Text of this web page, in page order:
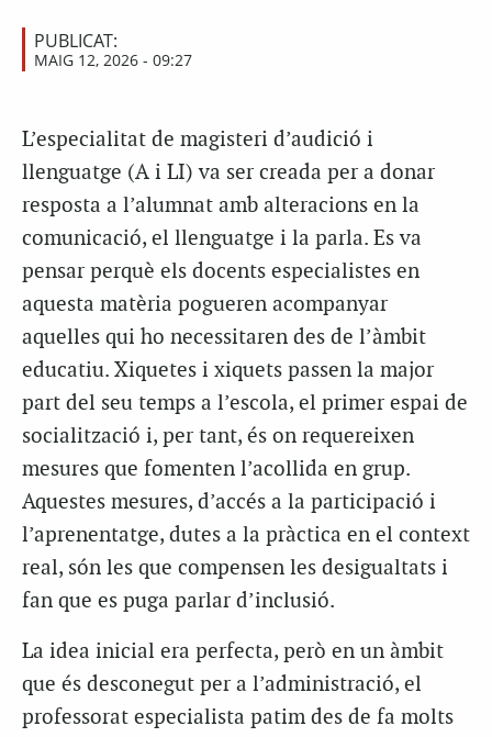
PUBLICAT:
MAIG 12, 2026 - 09:27
L’especialitat de magisteri d’audició i
llenguatge (A i LI) va ser creada per a donar
resposta a l’alumnat amb alteracions en la
comunicació, el llenguatge i la parla. Es va
pensar perquè els docents especialistes en
aquesta matèria pogueren acompanyar
aquelles qui ho necessitaren des de l’àmbit
educatiu. Xiquetes i xiquets passen la major
part del seu temps a l’escola, el primer espai de
socialització i, per tant, és on requereixen
mesures que fomenten l’acollida en grup.
Aquestes mesures, d’accés a la participació i
l’aprenentatge, dutes a la pràctica en el context
real, són les que compensen les desigualtats i
fan que es puga parlar d’inclusió.
La idea inicial era perfecta, però en un àmbit
que és desconegut per a l’administració, el
professorat especialista patim des de fa molts